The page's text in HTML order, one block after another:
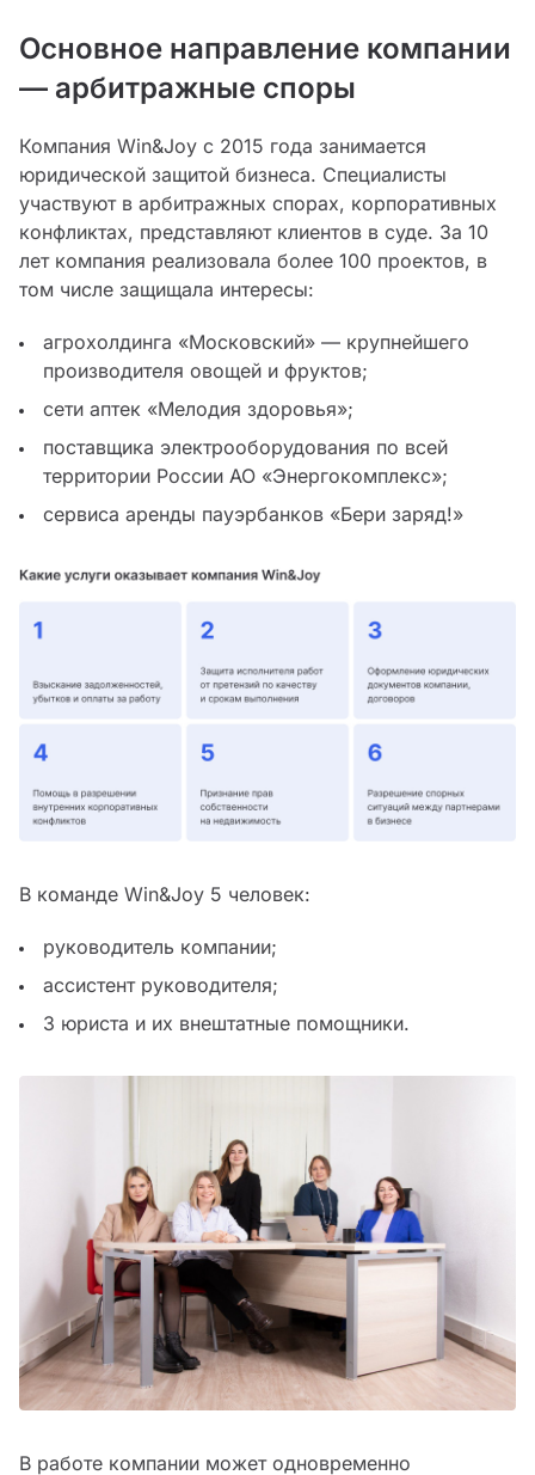
Основное направление компании
— арбитражные споры
Компания Win&Joy с 2015 года занимается
юридической защитой бизнеса. Специалисты
участвуют в арбитражных спорах, корпоративных
конфликтах, представляют клиентов в суде. За 10
лет компания реализовала более 100 проектов, в
том числе защищала интересы:
агрохолдинга «Московский» — крупнейшего
производителя овощей и фруктов;
сети аптек «Мелодия здоровья»;
поставщика электрооборудования по всей
территории России АО «Энергокомплекс»;
сервиса аренды пауэрбанков «Бери заряд!»
В команде Win&Joy 5 человек:
руководитель компании;
ассистент руководителя;
3 юриста и их внештатные помощники.
В работе компании может одновременно